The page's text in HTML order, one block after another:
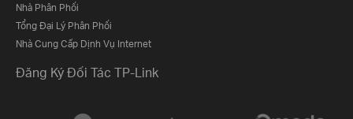
Nhà Phân Phối
Tổng Đại Lý Phân Phối
Nhà Cung Cấp Dịnh Vụ Internet
Đăng Ký Đối Tác TP-Link